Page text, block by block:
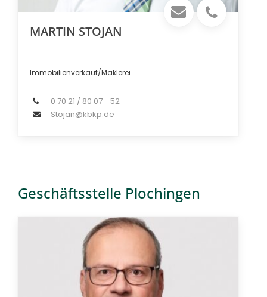
MARTIN STOJAN
Immobilienverkauf/Maklerei
0 70 21 / 80 07 - 52
Stojan@kbkp.de
Geschäftsstelle Plochingen